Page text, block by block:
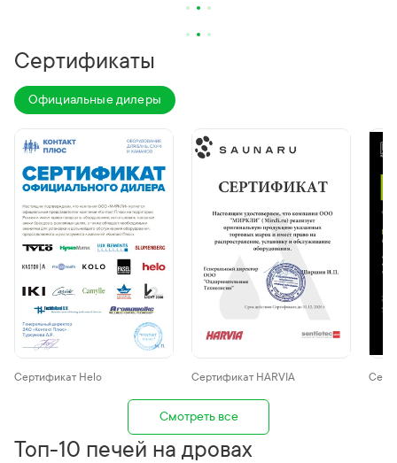
Сертификаты
Официальные дилеры
Сертификат Helo Сертификат HARVIA
Смотреть все
Топ-10 печей на дровах